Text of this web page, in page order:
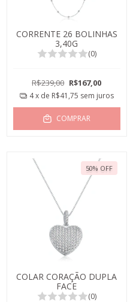
CORRENTE 26 BOLINHAS
3,40G
(0)
R$239,00 R$167,00
4x de R$41,75 sem juros
COMPRAR
50% OFF
COLAR CORAÇÃO DUPLA
FACE
(0)